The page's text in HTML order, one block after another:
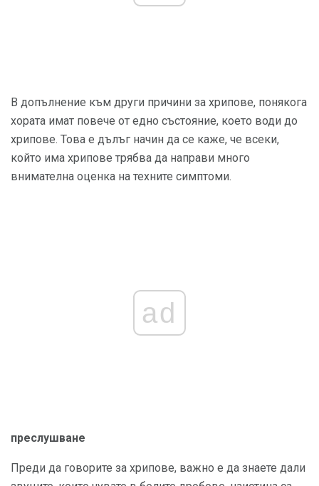
В допълнение към други причини за хрипове, понякога
хората имат повече от едно състояние, което води до
хрипове. Това е дълъг начин да се каже, че всеки,
който има хрипове трябва да направи много
внимателна оценка на техните симптоми.
ad
преслушване
Преди да говорите за хрипове, важно е да знаете дали